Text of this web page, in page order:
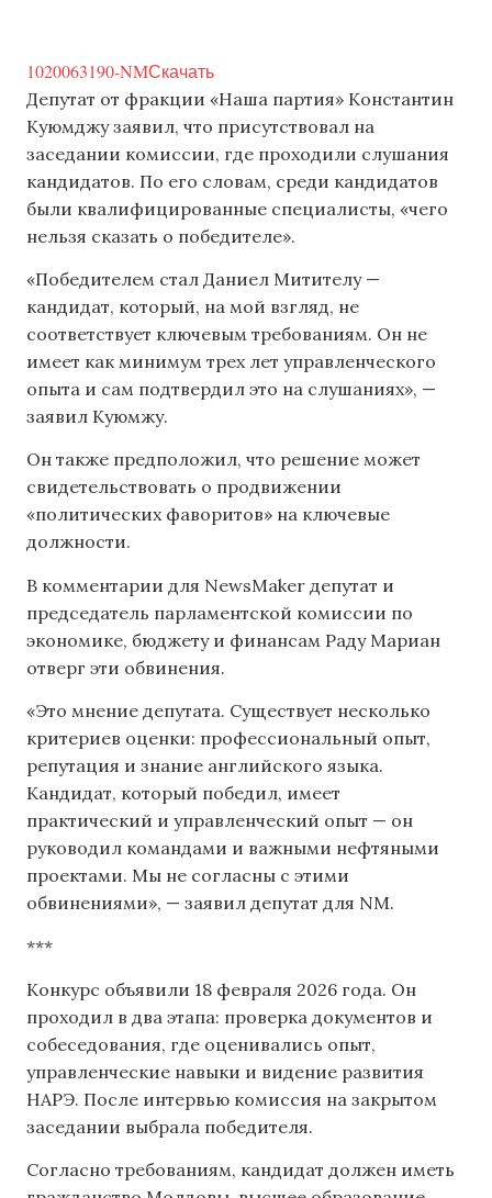
1020063190-NMСкачать
Депутат от фракции «Наша партия» Константин
Куюмджу заявил, что присутствовал на
заседании комиссии, где проходили слушания
кандидатов. По его словам, среди кандидатов
были квалифицированные специалисты, «чего
нельзя сказать о победителе».
«Победителем стал Даниел Митителу —
кандидат, который, на мой взгляд, не
соответствует ключевым требованиям. Он не
имеет как минимум трех лет управленческого
опыта и сам подтвердил это на слушаниях», —
заявил Куюмжу.
Он также предположил, что решение может
свидетельствовать о продвижении
«политических фаворитов» на ключевые
должности.
В комментарии для NewsMaker депутат и
председатель парламентской комиссии по
экономике, бюджету и финансам Раду Мариан
отверг эти обвинения.
«Это мнение депутата. Существует несколько
критериев оценки: профессиональный опыт,
репутация и знание английского языка.
Кандидат, который победил, имеет
практический и управленческий опыт — он
руководил командами и важными нефтяными
проектами. Мы не согласны с этими
обвинениями», — заявил депутат для NM.
***
Конкурс объявили 18 февраля 2026 года. Он
проходил в два этапа: проверка документов и
собеседования, где оценивались опыт,
управленческие навыки и видение развития
НАРЭ. После интервью комиссия на закрытом
заседании выбрала победителя.
Согласно требованиям, кандидат должен иметь